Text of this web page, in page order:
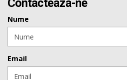
Contacteaza-ne
Nume
Email